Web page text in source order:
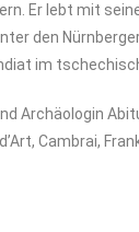
Er lebt mit
den
im
Archäologin
Cambrai,